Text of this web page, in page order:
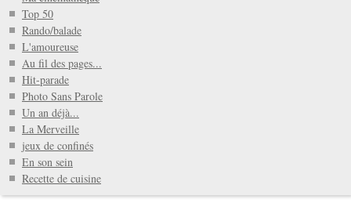
Top 50
Rando/balade
L'amoureuse
Au fil des pages...
Hit-parade
Photo Sans Parole
Un an déjà...
La Merveille
jeux de confinés
En son sein
Recette de cuisine